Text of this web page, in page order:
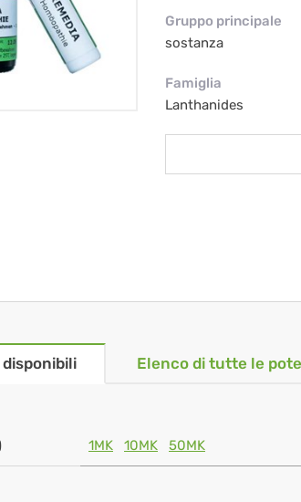
Gruppo principale
sostanza
Famiglia
Lanthanides
Elenco di tutte le
1MK 10MK 50MK